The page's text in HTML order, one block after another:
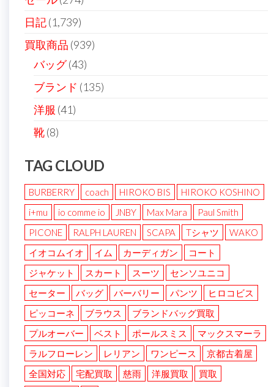
日記(1,739)
買取商品 (939)
バッグ(43)
ブランド (135)
洋服 (41)
靴(8)
TAG CLOUD
BURBERRY coach HIROKO BIS
HIROKO KOSHINO
i+mu
io comme io JNBY Max Mara
Paul Smith
PICONE
RALPH LAUREN SCAPA Tシャツ
WAKO
イオコムイオ
イム カーディガン
コート
ジャケット
スカート スーツ
センソユニコ
セーター
バッグ バーバリー パンツ
ヒロコビス
ピッコーネ
ブラウス
ブランドバッグ買取
プルオーバー
ベスト ポールスミス
マックスマーラ
ラルフローレン
レリアン ワンピース
京都古着屋
全国対応
宅配買取 慈雨 洋服買取
買取